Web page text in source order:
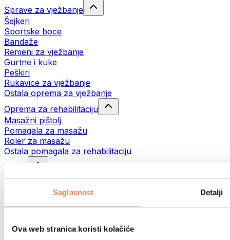
Saglasnost Detalji
Ova web stranica koristi kolačiće
Sprave za vježbanje
Šejkeri
Sportske boce
Bandaže
Remeni za vježbanje
Gurtne i kuke
Peškiri
Rukavice za vježbanje
Ostala oprema za vježbanje
Oprema za rehabilitaciju
Masažni pištolj
Pomagala za masažu
Roler za masažu
Ostala pomagala za rehabilitaciju
Torbe
Torbe za hranu
Sportske torbe
Trčanje